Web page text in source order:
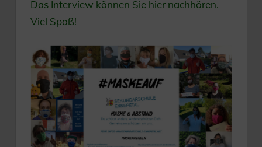
Das Interview können Sie hier nachhören.
Viel Spaß!